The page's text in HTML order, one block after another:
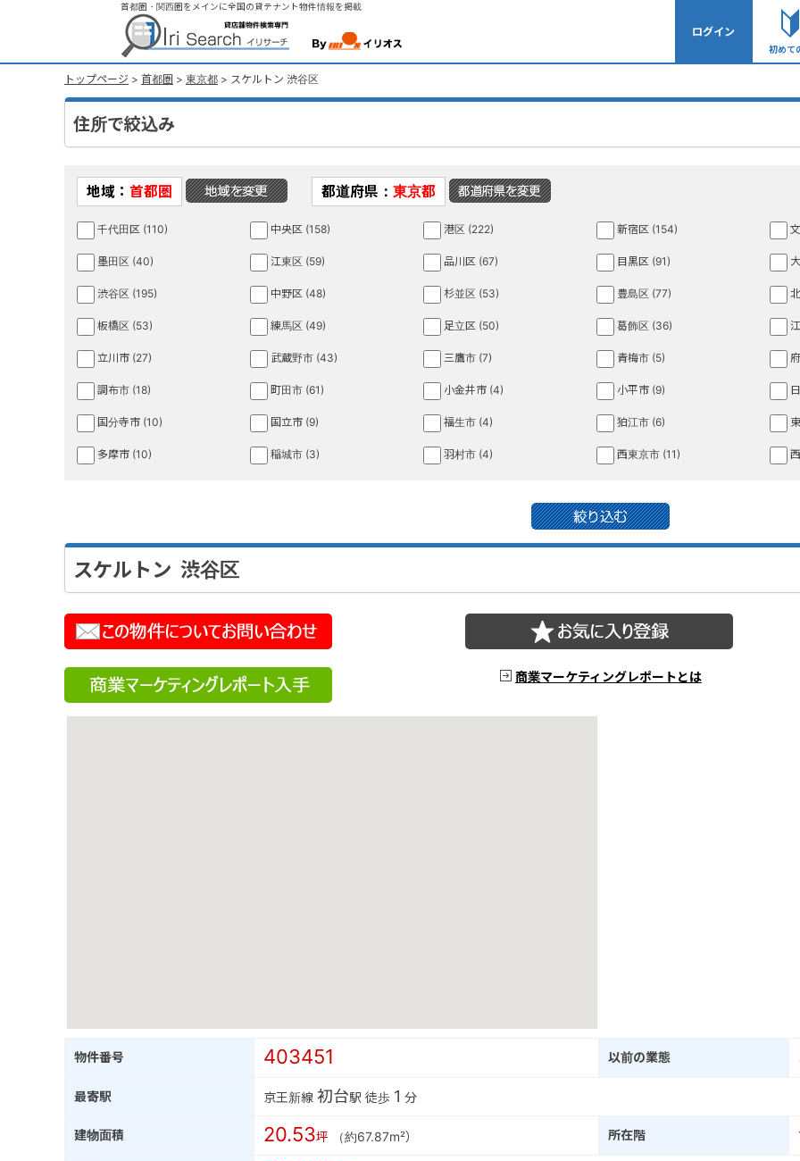
首都圏・関西圏をメインに全国の貸テナント物件情報を掲載
ログイン
初めて
トップページ > 首都圏 > 東京都 > スケルトン 渋谷区
住所で絞込み
地域： 首都圏 都道府県： 東京都
千代田区 (110) 中央区 (158) 港区 (222) 新宿区 (154)
墨田区 (40) 江東区 (59) 品川区 (67) 目黒区 (91)
渋谷区 (195) 中野区 (48) 杉並区 (53) 豊島区 (77)
板橋区 (53) 練馬区 (49) 足立区 (50) 葛飾区 (36)
立川市 (27) 武蔵野市 (43) 三鷹市 (7) 青梅市 (5)
調布市 (18) 町田市 (61) 小金井市 (4) 小平市 (9)
国分寺市 (10) 国立市 (9) 福生市 (4) 狛江市 (6)
多摩市 (10) 稲城市 (3) 羽村市 (4) 西東京市 (11)
スケルトン 渋谷区
商業マーケティングレポートとは
物件番号 403451 以前の業態
最寄駅 京王新線 初台駅 徒歩 1 分
建物面積 20.53坪 （約67.87m²） 所在階